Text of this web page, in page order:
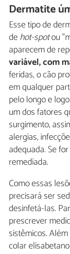
Dermatite
Esse tipo de
dehot-spotou
aparecem de
variável, com
feridas, o cão
em qualquer
pelo longo e
um dos fatores
surgimento,
alergias,
adequada. Se
remediada.
Como essas
precisará ser
desinfetá-las.
prescrever
sistêmicos.
colar